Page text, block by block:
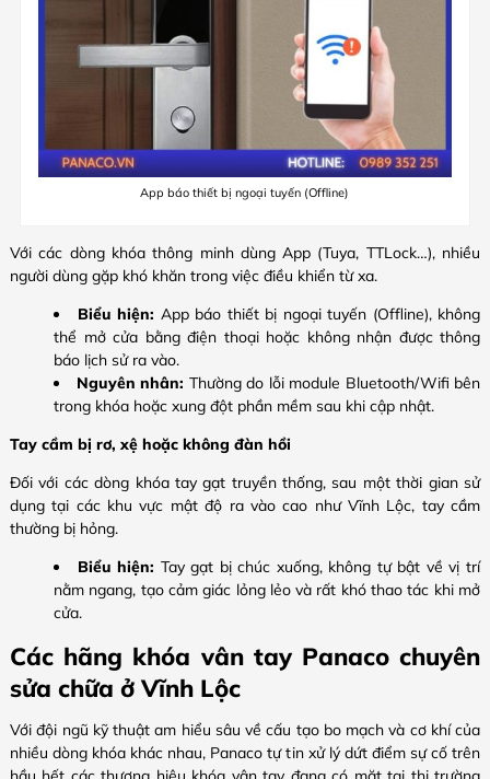
App báo thiết bị ngoại tuyến (Offline)
Với các dòng khóa thông minh dùng App (Tuya, TTLock…), nhiều
người dùng gặp khó khăn trong việc điều khiển từ xa.
Biểu hiện: App báo thiết bị ngoại tuyến (Offline), không
thể mở cửa bằng điện thoại hoặc không nhận được thông
báo lịch sử ra vào.
Nguyên nhân: Thường do lỗi module Bluetooth/Wifi bên
trong khóa hoặc xung đột phần mềm sau khi cập nhật.
Tay cầm bị rơ, xệ hoặc không đàn hồi
Đối với các dòng khóa tay gạt truyền thống, sau một thời gian sử
dụng tại các khu vực mật độ ra vào cao như Vĩnh Lộc, tay cầm
thường bị hỏng.
Biểu hiện: Tay gạt bị chúc xuống, không tự bật về vị trí
nằm ngang, tạo cảm giác lỏng lẻo và rất khó thao tác khi mở
cửa.
Các hãng khóa vân tay Panaco chuyên
sửa chữa ở Vĩnh Lộc
Với đội ngũ kỹ thuật am hiểu sâu về cấu tạo bo mạch và cơ khí của
nhiều dòng khóa khác nhau, Panaco tự tin xử lý dứt điểm sự cố trên